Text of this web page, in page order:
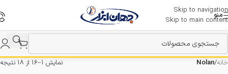
Skip to navigation
Skip to main content
منو
خانه/
Nolan
نمایش 1–16 از 18 نتیجه